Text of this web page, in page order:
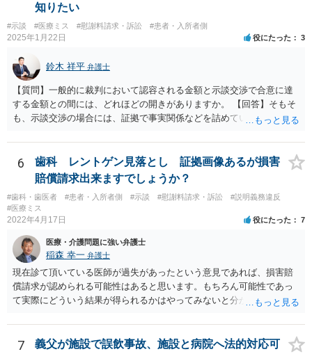
知りたい
#示談 #医療ミス #慰謝料請求・訴訟 #患者・入所者側
2025年1月22日 役にたった 3
鈴木 祥平 弁護士
【質問】一般的に裁判において認容される金額と示談交渉で合意に達
する金額との間には、どれほどの開きがありますか。 【回答】そもそ
も、示談交渉の場合には、証拠で事実関係などを詰めていないことが
程度にはなると思います。
6
歯科 レントゲン見落とし 証拠画像あるが損害
賠償請求出来ますでしょうか？
#歯科・歯医者 #患者・入所者側 #示談 #慰謝料請求・訴訟
#説明義務違反
#医療ミス
2022年4月17日 役にたった 7
医療・介護問題に強い弁護士
稲森 幸一 弁護士
現在診て頂いている医師が過失があったという意見であれば、損害賠
償請求が認められる可能性はあると思います。もちろん可能性であっ
て実際にどういう結果が得られるかはやってみないと分かりません
療費や精神的苦痛を受けた分の慰謝料や仕事に影響があれば休業損害
などが考えられます。 頑張ってください。
7
義父が施設で誤飲事故、施設と病院へ法的対応可